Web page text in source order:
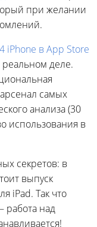
при желании
iPhone в App Store
деле.
самых
анализа (30
использования в
секретов: в
выпуск
iPad. Так что
работа над